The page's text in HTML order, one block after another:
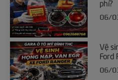
phí?
06/
Vệ
Ford
06/